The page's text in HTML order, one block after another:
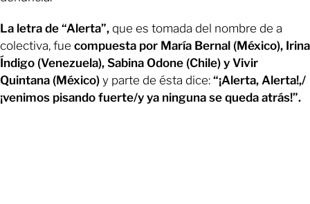
La letra de “Alerta”, que es tomada del nombre de a
colectiva, fue compuesta por María Bernal (México), Irina
Índigo (Venezuela), Sabina Odone (Chile) y Vivir
Quintana (México) y parte de ésta dice: “¡Alerta, Alerta!,/
¡venimos pisando fuerte/y ya ninguna se queda atrás!”.